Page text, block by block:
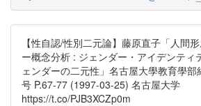
【性自認/性別二元論】藤原直子「人間
ー概念分析 : ジェンダー・アイデンティ
ェンダーの二元性」名古屋大學教育學
号 P.67-77 (1997-03-25) 名古屋大学
https://t.co/PJB3XCZp0m